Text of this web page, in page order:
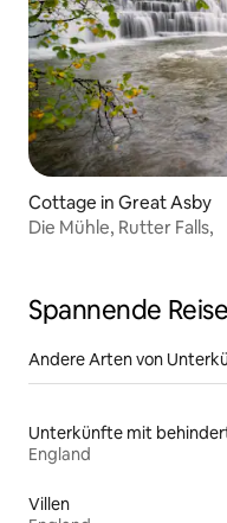
Cottage in Great Asby
Die Mühle, Rutter Falls,
Spannende
Andere Arten von
England
Villen